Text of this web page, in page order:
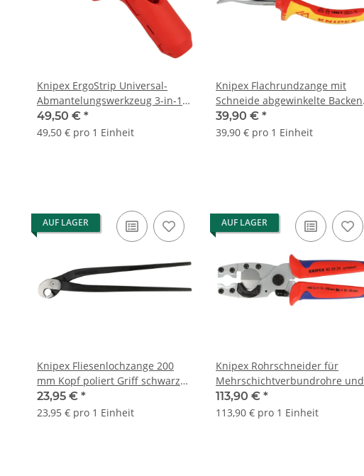
Knipex ErgoStrip Universal-
Abmantelungswerkzeug 3-in-1
169501SB
49,50 € *
49,50 € pro 1 Einheit
Knipex Flachrundzange mit
Schneide abgewinkelte Backen
40° 160 mm 2526160
39,90 € *
39,90 € pro 1 Einheit
AUF LAGER
Knipex Fliesenlochzange 200
mm Kopf poliert Griff schwarz
9100200
23,95 € *
23,95 € pro 1 Einheit
AUF LAGER
Knipex Rohrschneider für
Mehrschichtverbundrohre und
Schutzrohre 902520
113,90 € *
113,90 € pro 1 Einheit